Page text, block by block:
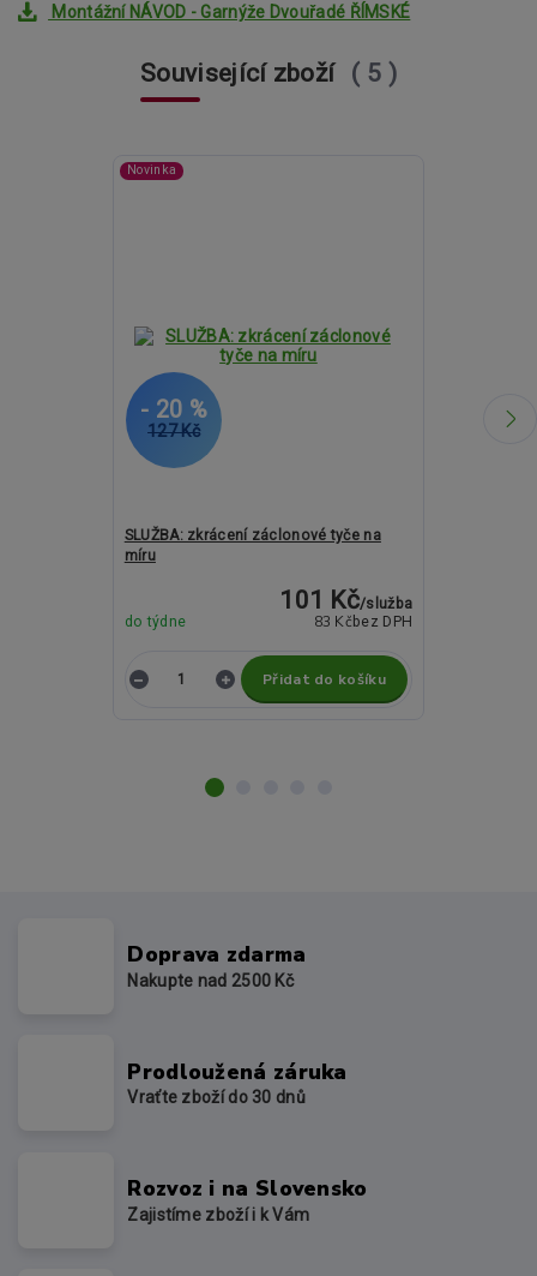
Montážní NÁVOD - Garnýže Dvouřadé ŘÍMSKÉ
Související zboží 5
Novinka
127 Kč
- 20 %
SLUŽBA: zkrácení záclonové tyče na
míru
101 Kč/služba
83 Kč bez DPH
do týdne
Přidat do košíku
2 488 Kč
- 20 %
Doprava zdarma
Nakupte nad 2500 Kč
Prodloužená záruka
Vraťte zboží do 30 dnů
Rozvoz i na Slovensko
Zajistíme zboží i k Vám